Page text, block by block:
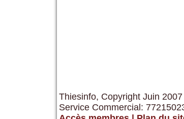
Thiesinfo, Copyright Juin
Service Commercial: